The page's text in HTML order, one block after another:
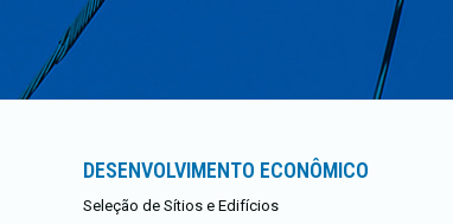
DESENVOLVIMENTO ECONÔMICO
Seleção de Sítios e Edifícios